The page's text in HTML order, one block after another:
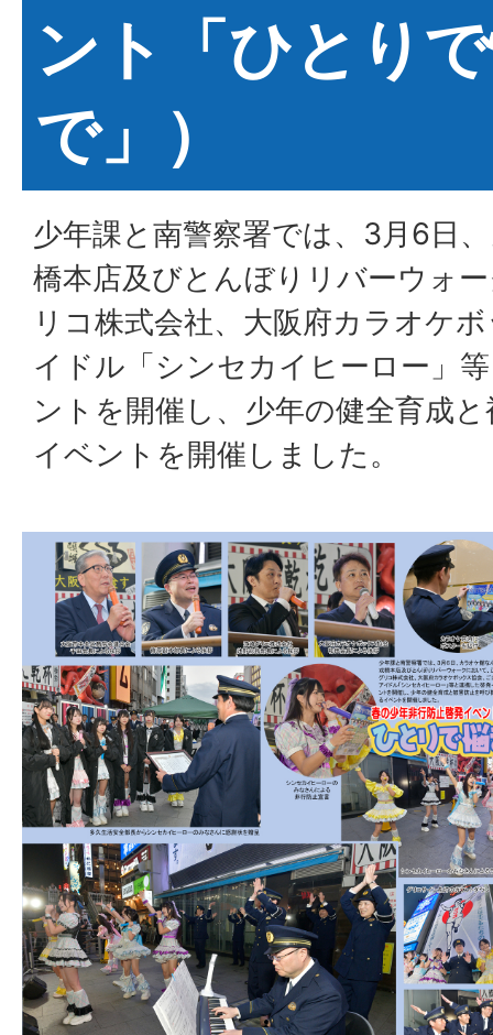
ント「ひとり
で」）
少年課と南警察署では、3月6日
橋本店及びとんぼりリバーウォ
リコ株式会社、大阪府カラオケ
イドル「シンセカイヒーロー」
ントを開催し、少年の健全育成
イベントを開催しました。